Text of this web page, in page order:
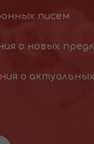
писем
о новых
о